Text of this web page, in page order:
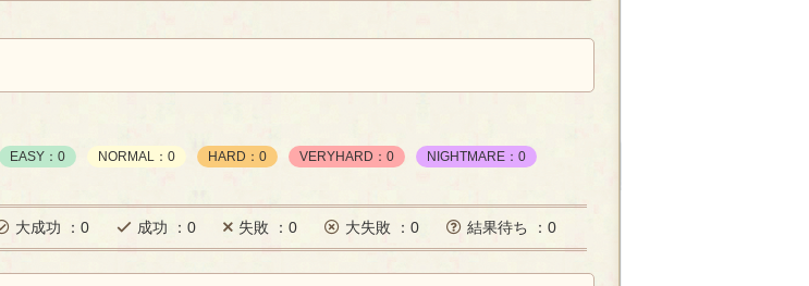
EASY：0 NORMAL：0 HARD：0 VERYHARD：0 NIGHTMARE：0
大成功 ：0 成功 ：0 失敗 ：0 大失敗 ：0 結果待ち ：0